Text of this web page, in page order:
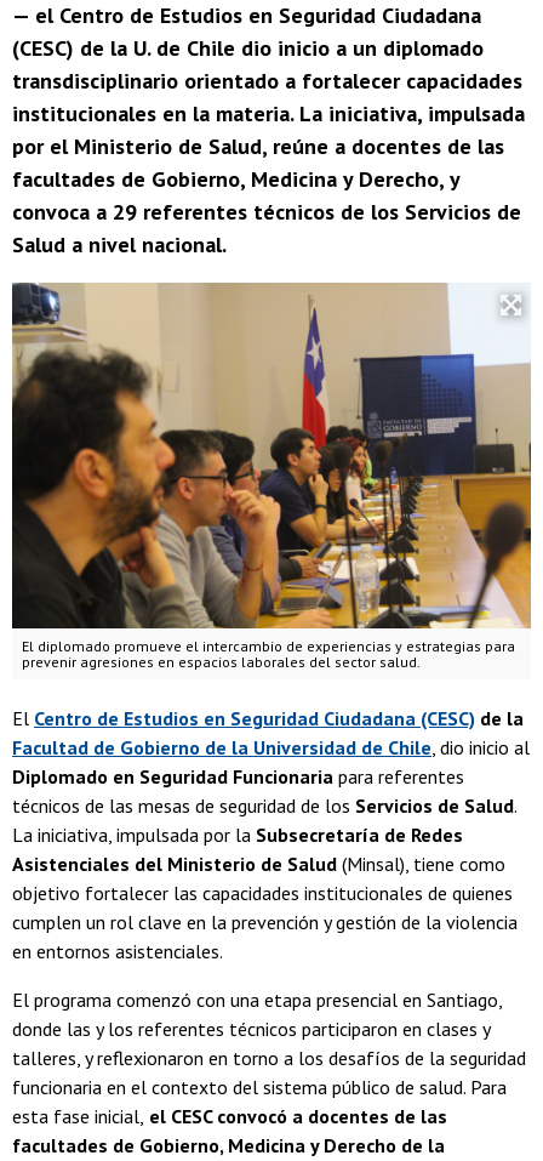
— el Centro de Estudios en Seguridad Ciudadana
(CESC) de la U. de Chile dio inicio a un diplomado
transdisciplinario orientado a fortalecer capacidades
institucionales en la materia. La iniciativa, impulsada
por el Ministerio de Salud, reúne a docentes de las
facultades de Gobierno, Medicina y Derecho, y
convoca a 29 referentes técnicos de los Servicios de
Salud a nivel nacional.
El diplomado promueve el intercambio de experiencias y estrategias para
prevenir agresiones en espacios laborales del sector salud.
El Centro de Estudios en Seguridad Ciudadana (CESC) de la
Facultad de Gobierno de la Universidad de Chile, dio inicio al
Diplomado en Seguridad Funcionaria para referentes
técnicos de las mesas de seguridad de los Servicios de Salud.
La iniciativa, impulsada por la Subsecretaría de Redes
Asistenciales del Ministerio de Salud (Minsal), tiene como
objetivo fortalecer las capacidades institucionales de quienes
cumplen un rol clave en la prevención y gestión de la violencia
en entornos asistenciales.
El programa comenzó con una etapa presencial en Santiago,
donde las y los referentes técnicos participaron en clases y
talleres, y reflexionaron en torno a los desafíos de la seguridad
funcionaria en el contexto del sistema público de salud. Para
esta fase inicial, el CESC convocó a docentes de las
facultades de Gobierno, Medicina y Derecho de la